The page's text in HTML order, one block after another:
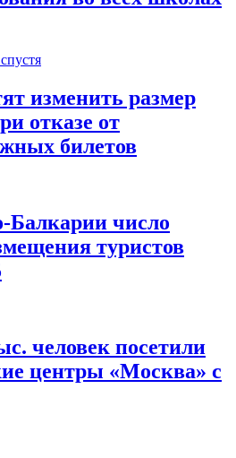
изменить размер
отказе от
билетов
Балкарии число
туристов
человек посетили
центры «Москва» с